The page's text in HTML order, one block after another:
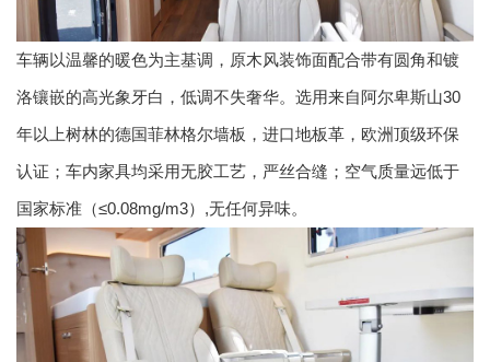
车辆以温馨的暖色为主基调，原木风装饰面配合带有圆角和镀
洛镶嵌的高光象牙白，低调不失奢华。选用来自阿尔卑斯山30
年以上树林的德国菲林格尔墙板，进口地板革，欧洲顶级环保
认证；车内家具均采用无胶工艺，严丝合缝；空气质量远低于
国家标准（≤0.08mg/m3）,无任何异味。